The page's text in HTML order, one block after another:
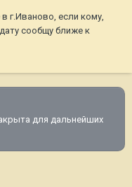
г.Иваново, если кому,
сообщу ближе к
для дальнейших